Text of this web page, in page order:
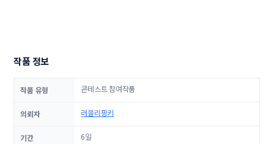
작품 정보
작품 유형 콘테스트 참여작품
의뢰자 러블리핑키
기간 6일